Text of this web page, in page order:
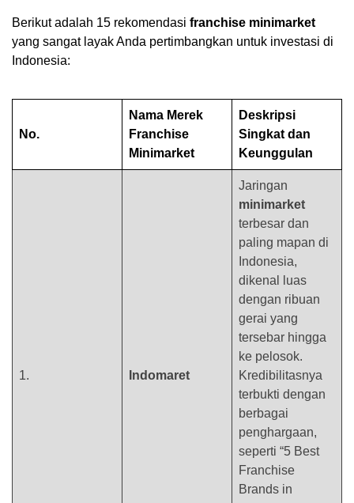
Berikut adalah 15 rekomendasi franchise minimarket
yang sangat layak Anda pertimbangkan untuk investasi di
Indonesia:
No.
Nama Merek
Franchise
Minimarket
Deskripsi
Singkat dan
Keunggulan
1. Indomaret
Jaringan
minimarket
terbesar dan
paling mapan di
Indonesia,
dikenal luas
dengan ribuan
gerai yang
tersebar hingga
ke pelosok.
Kredibilitasnya
terbukti dengan
berbagai
penghargaan,
seperti “5 Best
Franchise
Brands in